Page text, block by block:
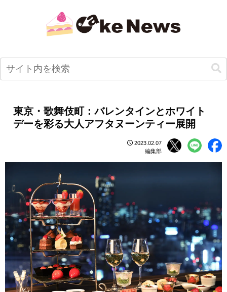
東京・歌舞伎町：バレンタインとホワイト
デーを彩る大人アフタヌーンティー展開
2023.02.07
編集部